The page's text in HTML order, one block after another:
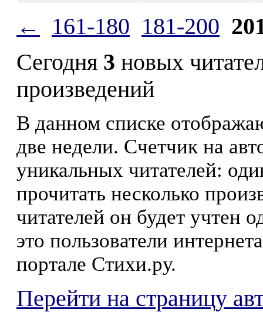
← 161-180 181-200
Сегодня 3 новых
произведений
В данном списке
две недели. Счетчик на
уникальных читателей:
прочитать несколько
читателей он будет учтен
это пользователи
портале Стихи.ру.
Перейти на страницу